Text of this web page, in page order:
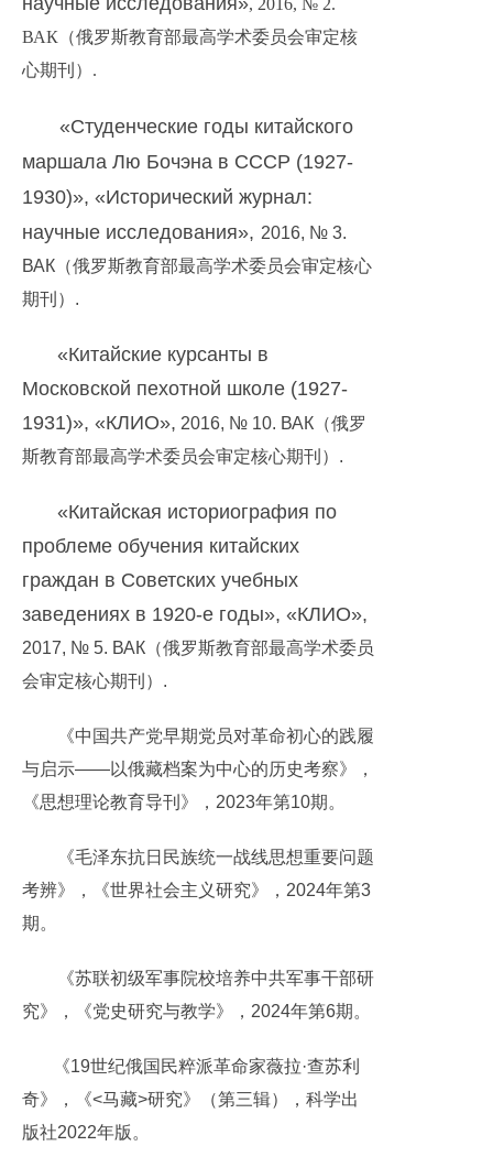
, 2016, № 2.
ВАК（俄罗斯教育部最高学术委员会审定核
心期刊）.
«Студенческие годы китайского
маршала Лю Бочэна в СССР (1927-
1930)», «Исторический журнал:
научные исследования», 2016, № 3.
ВАК（俄罗斯教育部最高学术委员会审定核心
期刊）.
«Китайские курсанты в
Московской пехотной школе (1927-
1931)», «КЛИО», 2016, № 10. ВАК（俄罗
斯教育部最高学术委员会审定核心期刊）.
«Китайская историография по
проблеме обучения китайских
граждан в Советских учебных
заведениях в 1920-е годы», «КЛИО»,
2017, № 5. ВАК（俄罗斯教育部最高学术委员
会审定核心期刊）.
《中国共产党早期党员对革命初心的践履
与启示——以俄藏档案为中心的历史考察》，
《思想理论教育导刊》，2023年第10期。
《毛泽东抗日民族统一战线思想重要问题
考辨》，《世界社会主义研究》，2024年第3
期。
《苏联初级军事院校培养中共军事干部研
究》，《党史研究与教学》，2024年第6期。
《19世纪俄国民粹派革命家薇拉·查苏利
奇》，《<马藏>研究》（第三辑），科学出
版社2022年版。